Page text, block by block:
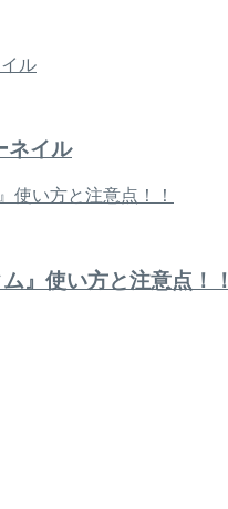
ネイル
』使い方と注意点！！